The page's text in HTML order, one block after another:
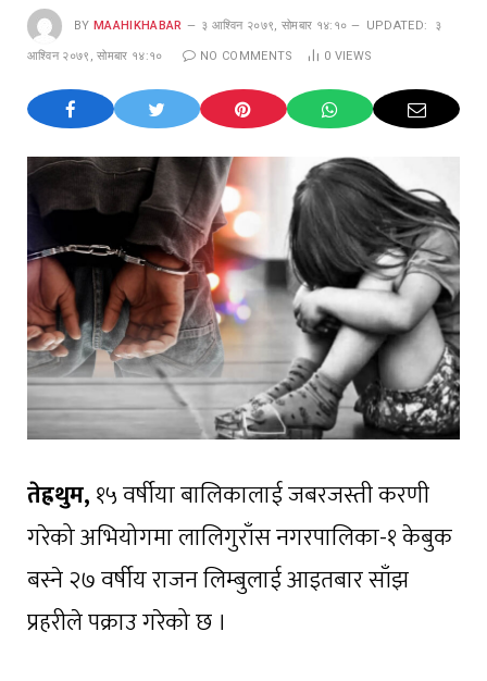
BY MAAHIKHABAR ३ आश्विन २०७९, सोमबार १४:१० UPDATED: ३
आश्विन २०७९, सोमबार १४:१० NO COMMENTS 0 VIEWS
तेह्रथुम,१५ वर्षीया बालिकालाई जबरजस्ती करणी
गरेको अभियोगमा लालिगुराँस नगरपालिका-१ केबुक
बस्ने २७ वर्षीय राजन लिम्बुलाई आइतबार साँझ
प्रहरीले पक्राउ गरेको छ ।